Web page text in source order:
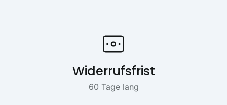
Widerrufsfrist
60 Tage lang